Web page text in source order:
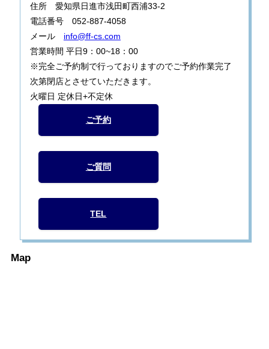
住所 愛知県日進市浅田町西浦33-2
電話番号 052-887-4058
メール info@ff-cs.com
営業時間 平日9：00~18：00
※完全ご予約制で行っておりますのでご予約作業完了
次第閉店とさせていただきます。
火曜日 定休日+不定休
ご予約
ご質問
TEL
Map